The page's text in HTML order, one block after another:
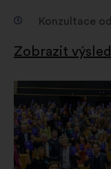
Konzultace
Zobrazit
Otevřít
na
nové
kartě